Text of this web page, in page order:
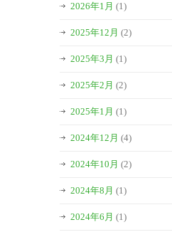
2026年1月 (1)
2025年12月 (2)
2025年3月 (1)
2025年2月 (2)
2025年1月 (1)
2024年12月 (4)
2024年10月 (2)
2024年8月 (1)
2024年6月 (1)